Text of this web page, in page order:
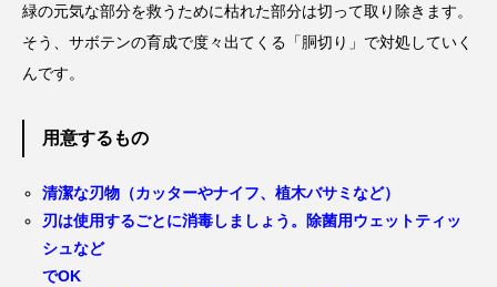
緑の元気な部分を救うために枯れた部分は切って取り除きます。
そう、サボテンの育成で度々出てくる「胴切り」で対処していく
んです。
用意するもの
清潔な刃物（カッターやナイフ、植木バサミなど）
刃は使用するごとに消毒しましょう。除菌用ウェットティッ
シュなど
でOK